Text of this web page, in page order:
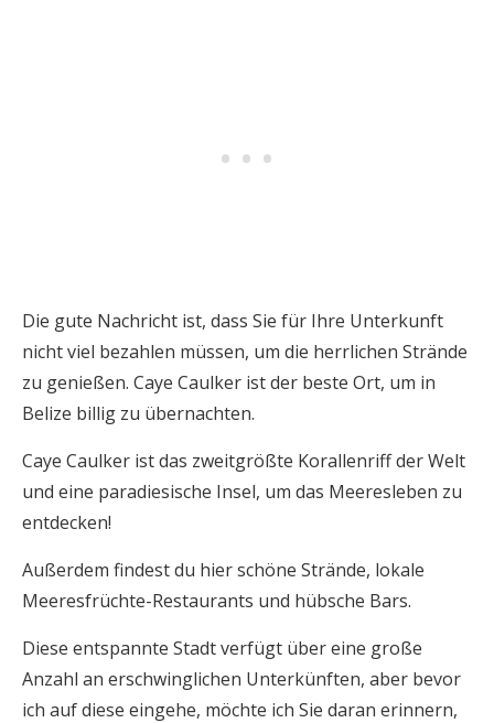
Die gute Nachricht ist, dass Sie für Ihre Unterkunft
nicht viel bezahlen müssen, um die herrlichen Strände
zu genießen. Caye Caulker ist der beste Ort, um in
Belize billig zu übernachten.
Caye Caulker ist das zweitgrößte Korallenriff der Welt
und eine paradiesische Insel, um das Meeresleben zu
entdecken!
Außerdem findest du hier schöne Strände, lokale
Meeresfrüchte-Restaurants und hübsche Bars.
Diese entspannte Stadt verfügt über eine große
Anzahl an erschwinglichen Unterkünften, aber bevor
ich auf diese eingehe, möchte ich Sie daran erinnern,